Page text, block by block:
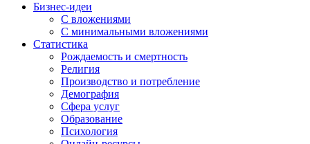
Бизнес-идеи
С вложениями
С минимальными вложениями
Статистика
Рождаемость и смертность
Религия
Производство и потребление
Демография
Сфера услуг
Образование
Психология